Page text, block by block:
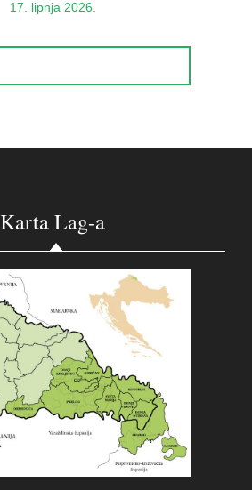
17. lipnja 2026.
Karta Lag-a